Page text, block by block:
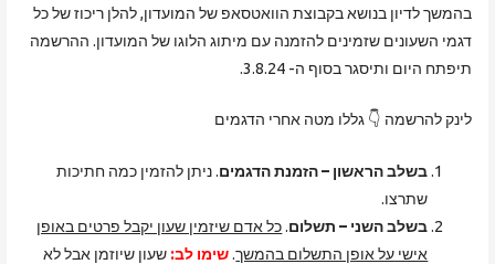
בהמשך לדיון בנושא בקבוצת הוואטסאפ של המועדון, להלן ריכוז של כל
דגמי השעונים שזמינים להזמנה עם מיתוג הלוגו של המועדון. ההרשמה
תיפתח היום ותיסגר בסוף ה- 3.8.24.
לינק להרשמה 👇 גללו מטה אחרי הדגמים
בשלב הראשון – הזמנת הדגמים. ניתן להזמין כמה חתיכות
שתרצו.
בשלב השני – תשלום.כל אדם שיזמין שעון יקבל פרטים באופן
אישי על אופן התשלום בהמשך.שימו לב: שעון שיוזמן אבל לא